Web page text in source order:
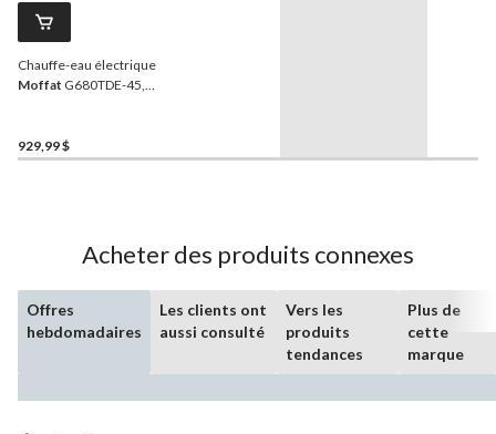
Chauffe-eau électrique
Moffat G680TDE-45,
929,99 $
Acheter des produits connexes
Offres
hebdomadaires
Les clients ont
aussi consulté
Vers les
produits
tendances
Plus de
cette
marque